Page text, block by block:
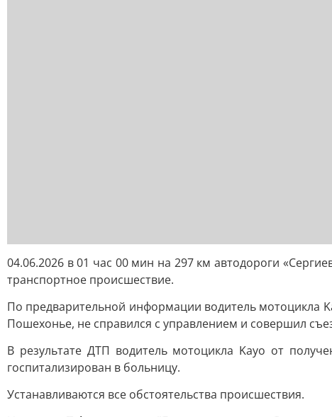
04.06.2026 в 01 час 00 мин на 297 км автодороги
транспортное происшествие.
По предварительной информации водитель мотоцикла
Пошехонье, не справился с управлением и совершил
В результате ДТП водитель мотоцикла Kayo от
госпитализирован в больницу.
Устанавливаются все обстоятельства происшествия.